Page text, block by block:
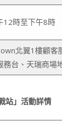
12時至下午8時
北翼1樓顧客
務台、天瑞商場
站」活動詳情